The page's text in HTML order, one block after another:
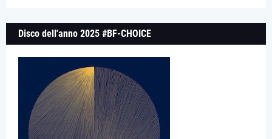
Disco dell'anno 2025 #BF-CHOICE